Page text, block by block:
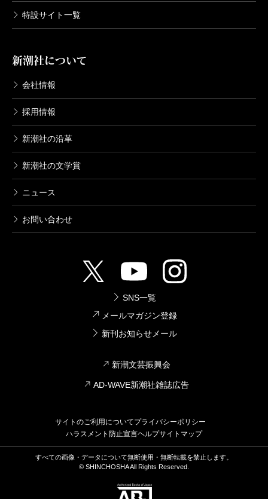
大槻サブカル沼から更生したと考えれば、いいんじ
ゃないかしら。俺の周りとか、サブカル沼という底が
燃え殻説得力しかないです（笑）。大槻さんは昔付
き合ってた女の子が、沼から上がっていた方が嬉しい
ですか？
な心境よね。観てないけど。
彼女と付き合ってた当時、僕の仕事はどんどん大人的
になっていくんですよね。訳のわからない会社だった
分に「チーフ」とか肩書きがついてるんですよ。一方
彼女は、大槻さんの『オーケンののほほんと熱い国へ
行く』とか読んで、「私インド行きたいんだよね」っ
ていう話をしてる。
全然話が噛み合ってない。
彼女には、社会に回収されていく僕の話なん
て全然響かないんですよ。「メメント・モリって分か
る？」みたいな話の中でチーフになったお祝いなんて
起こらないんです。僕その時「こいつ、つまんねえ大
特設サイト一覧
新潮社について
会社情報
採用情報
新潮社の沿革
新潮社の文学賞
ニュース
お問い合わせ
SNS一覧
メールマガジン登録
新刊お知らせメール
新潮文芸振興会
AD-WAVE新潮社雑誌広告
サイトのご利用についてプライバシーポリシー
ハラスメント防止宣言ヘルプサイトマップ
すべての画像・データについて無断使用・無断転載を禁止します。
© SHINCHOSHA All Rights Reserved.